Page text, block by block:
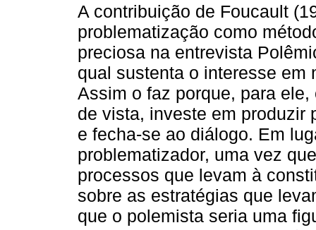
A contribuição de Foucault
problematização como
preciosa na entrevista
qual sustenta o interesse em
Assim o faz porque, para
de vista, investe em produzir
e fecha-se ao diálogo. Em
problematizador, uma vez
processos que levam à
sobre as estratégias que
que o polemista seria uma